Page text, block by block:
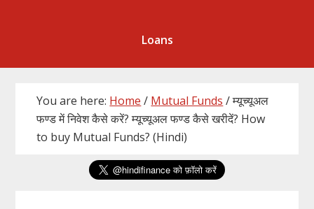
Loans
You are here: Home / Mutual Funds /म्यूच्यूअल
फण्ड में निवेश कैसे करें? म्यूच्यूअल फण्ड कैसे खरीदें? How
to buy Mutual Funds? (Hindi)